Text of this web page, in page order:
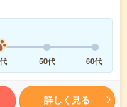
50代 60代
詳しく見る